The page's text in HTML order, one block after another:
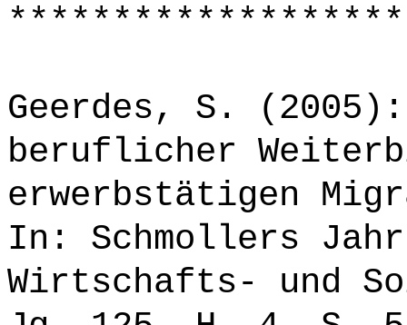
Geerdes, S.
beruflicher
erwerbstätigen
In: Schmollers
Wirtschafts- und